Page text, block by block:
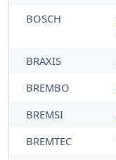
BOSCH
BRAXIS
BREMBO
BREMSI
BREMTEC